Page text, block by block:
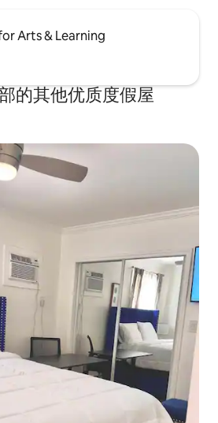
Arts & Learning
的其他优质度假屋